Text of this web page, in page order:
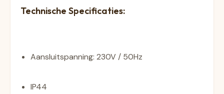
Technische Specificaties:
Aansluitspanning: 230V / 50Hz
IP44